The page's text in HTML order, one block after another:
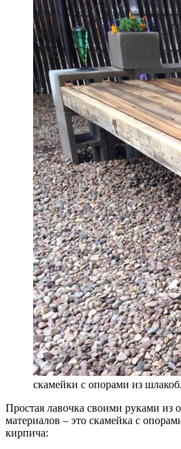
скамейки с опорами из
Простая лавочка своими руками из
материалов – это скамейка с
кирпича: